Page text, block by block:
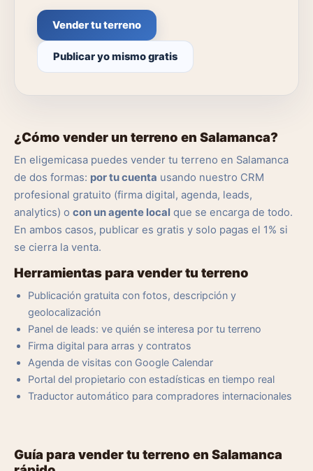
Vender tu terreno
Publicar yo mismo gratis
¿Cómo vender un terreno en Salamanca?
En eligemicasa puedes vender tu terreno en Salamanca
de dos formas: por tu cuenta usando nuestro CRM
profesional gratuito (firma digital, agenda, leads,
analytics) o con un agente local que se encarga de todo.
En ambos casos, publicar es gratis y solo pagas el 1% si
se cierra la venta.
Herramientas para vender tu terreno
Publicación gratuita con fotos, descripción y
geolocalización
Panel de leads: ve quién se interesa por tu terreno
Firma digital para arras y contratos
Agenda de visitas con Google Calendar
Portal del propietario con estadísticas en tiempo real
Traductor automático para compradores internacionales
Guía para vender tu terreno en Salamanca